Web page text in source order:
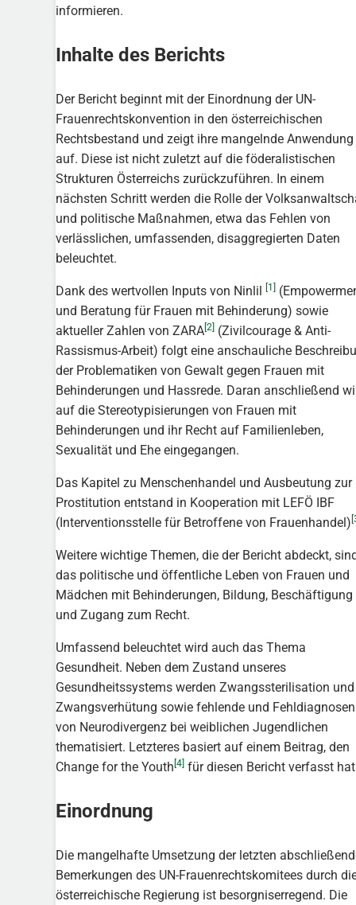
informieren.
Inhalte des Berichts
Der Bericht beginnt mit der Einordnung der UN-
Frauenrechtskonvention in den österreichischen
Rechtsbestand und zeigt ihre mangelnde Anwendung
auf. Diese ist nicht zuletzt auf die föderalistischen
Strukturen Österreichs zurückzuführen. In einem
nächsten Schritt werden die Rolle der
und politische Maßnahmen, etwa das Fehlen von
verlässlichen, umfassenden, disaggregierten Daten
beleuchtet.
Dank des wertvollen Inputs von Ninlil [1]
und Beratung für Frauen mit Behinderung) sowie
aktueller Zahlen von ZARA [2] (Zivilcourage & Anti-
Rassismus-Arbeit) folgt eine anschauliche
der Problematiken von Gewalt gegen Frauen mit
Behinderungen und Hassrede. Daran anschließend
auf die Stereotypisierungen von Frauen mit
Behinderungen und ihr Recht auf Familienleben,
Sexualität und Ehe eingegangen.
Das Kapitel zu Menschenhandel und Ausbeutung zur
Prostitution entstand in Kooperation mit LEFÖ IBF
(Interventionsstelle für Betroffene von Frauenhandel)
Weitere wichtige Themen, die der Bericht abdeckt,
das politische und öffentliche Leben von Frauen und
Mädchen mit Behinderungen, Bildung, Beschäftigung
und Zugang zum Recht.
Umfassend beleuchtet wird auch das Thema
Gesundheit. Neben dem Zustand unseres
Gesundheitssystems werden Zwangssterilisation und
Zwangsverhütung sowie fehlende und Fehldiagnosen
von Neurodivergenz bei weiblichen Jugendlichen
thematisiert. Letzteres basiert auf einem Beitrag, den
Change for the Youth [4] für diesen Bericht verfasst
Einordnung
Die mangelhafte Umsetzung der letzten
Bemerkungen des UN-Frauenrechtskomitees durch
österreichische Regierung ist besorgniserregend. Die